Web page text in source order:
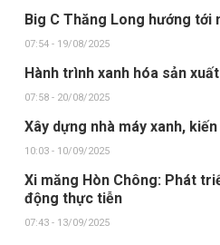
Big C Thăng Long hướng tới
07:54 - 19/08/2025
Hành trình xanh hóa sản
07:58 - 20/08/2025
Xây dựng nhà máy xanh,
10:03 - 10/09/2025
Xi măng Hòn Chông: Phát
động thực tiễn
07:43 - 13/09/2025